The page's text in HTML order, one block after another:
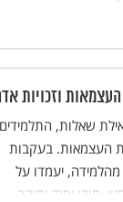
וזכויות
שאלות, התלמידים
העצמאות. בעקבות
יעמדו על
חוקי יסוד וחוקה.